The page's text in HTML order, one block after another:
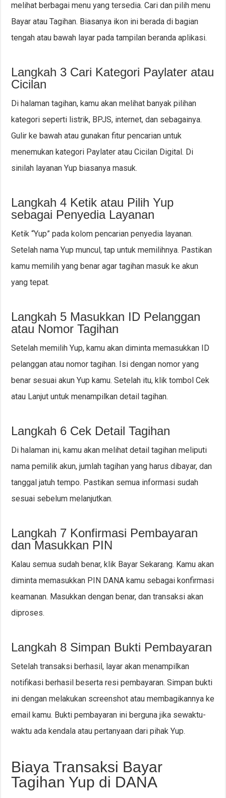
melihat berbagai menu yang tersedia. Cari dan pilih menu
Bayar atau Tagihan. Biasanya ikon ini berada di bagian
tengah atau bawah layar pada tampilan beranda aplikasi.
Langkah 3 Cari Kategori Paylater atau
Cicilan
Di halaman tagihan, kamu akan melihat banyak pilihan
kategori seperti listrik, BPJS, internet, dan sebagainya.
Gulir ke bawah atau gunakan fitur pencarian untuk
menemukan kategori Paylater atau Cicilan Digital. Di
sinilah layanan Yup biasanya masuk.
Langkah 4 Ketik atau Pilih Yup
sebagai Penyedia Layanan
Ketik “Yup” pada kolom pencarian penyedia layanan.
Setelah nama Yup muncul, tap untuk memilihnya. Pastikan
kamu memilih yang benar agar tagihan masuk ke akun
yang tepat.
Langkah 5 Masukkan ID Pelanggan
atau Nomor Tagihan
Setelah memilih Yup, kamu akan diminta memasukkan ID
pelanggan atau nomor tagihan. Isi dengan nomor yang
benar sesuai akun Yup kamu. Setelah itu, klik tombol Cek
atau Lanjut untuk menampilkan detail tagihan.
Langkah 6 Cek Detail Tagihan
Di halaman ini, kamu akan melihat detail tagihan meliputi
nama pemilik akun, jumlah tagihan yang harus dibayar, dan
tanggal jatuh tempo. Pastikan semua informasi sudah
sesuai sebelum melanjutkan.
Langkah 7 Konfirmasi Pembayaran
dan Masukkan PIN
Kalau semua sudah benar, klik Bayar Sekarang. Kamu akan
diminta memasukkan PIN DANA kamu sebagai konfirmasi
keamanan. Masukkan dengan benar, dan transaksi akan
diproses.
Langkah 8 Simpan Bukti Pembayaran
Setelah transaksi berhasil, layar akan menampilkan
notifikasi berhasil beserta resi pembayaran. Simpan bukti
ini dengan melakukan screenshot atau membagikannya ke
email kamu. Bukti pembayaran ini berguna jika sewaktu-
waktu ada kendala atau pertanyaan dari pihak Yup.
Biaya Transaksi Bayar
Tagihan Yup di DANA